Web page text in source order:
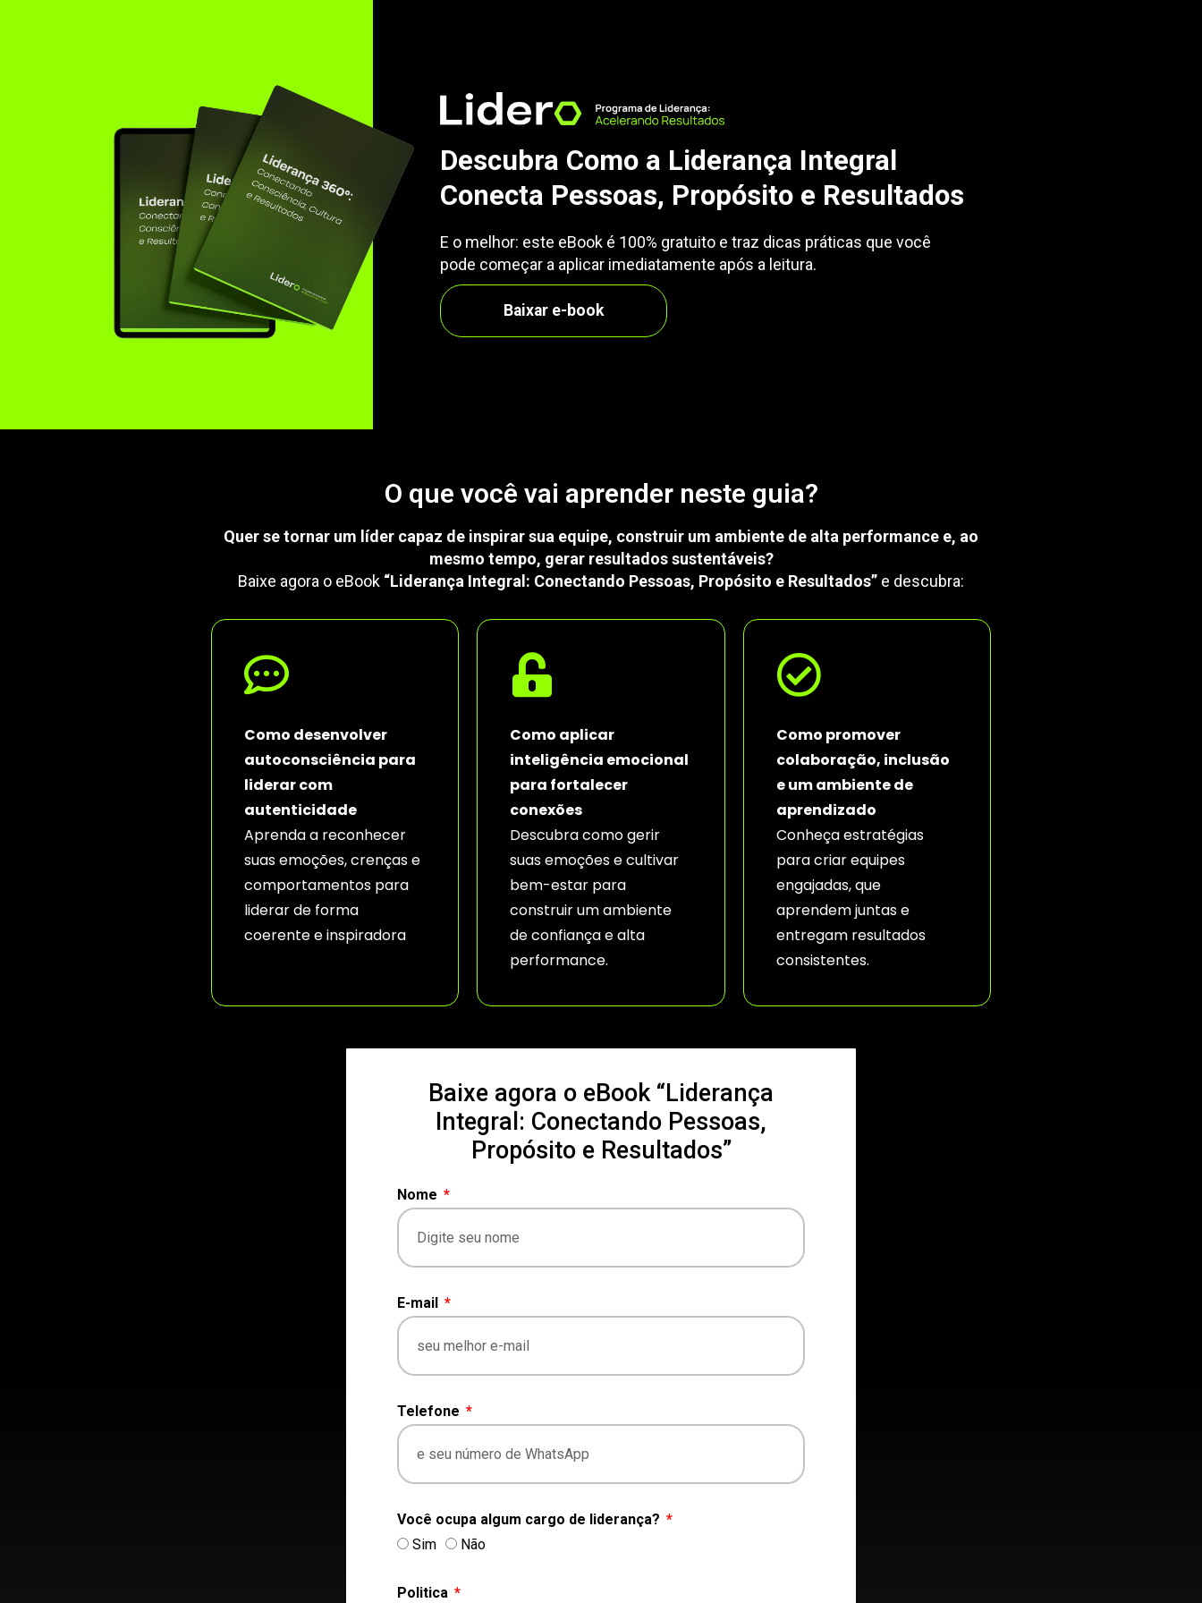
Descubra Como a Liderança Integral
Conecta Pessoas, Propósito e Resultados
E o melhor: este eBook é 100% gratuito e traz dicas práticas que você
pode começar a aplicar imediatamente após a leitura.
Baixar e-book
O que você vai aprender neste guia?
Quer se tornar um líder capaz de inspirar sua equipe, construir um ambiente de alta performance e, ao
mesmo tempo, gerar resultados sustentáveis?
Baixe agora o eBook “Liderança Integral: Conectando Pessoas, Propósito e Resultados” e descubra:
Como desenvolver
autoconsciência para
liderar com
autenticidade
Aprenda a reconhecer
suas emoções, crenças e
comportamentos para
liderar de forma
coerente e inspiradora
Como aplicar
inteligência emocional
para fortalecer
conexões
Descubra como gerir
suas emoções e cultivar
bem-estar para
construir um ambiente
de confiança e alta
performance.
Como promover
colaboração, inclusão
e um ambiente de
aprendizado
Conheça estratégias
para criar equipes
engajadas, que
aprendem juntas e
entregam resultados
consistentes.
Baixe agora o eBook “Liderança
Integral: Conectando Pessoas,
Propósito e Resultados”
Nome
E-mail
Telefone
Você ocupa algum cargo de liderança?
Sim
Não
Politica